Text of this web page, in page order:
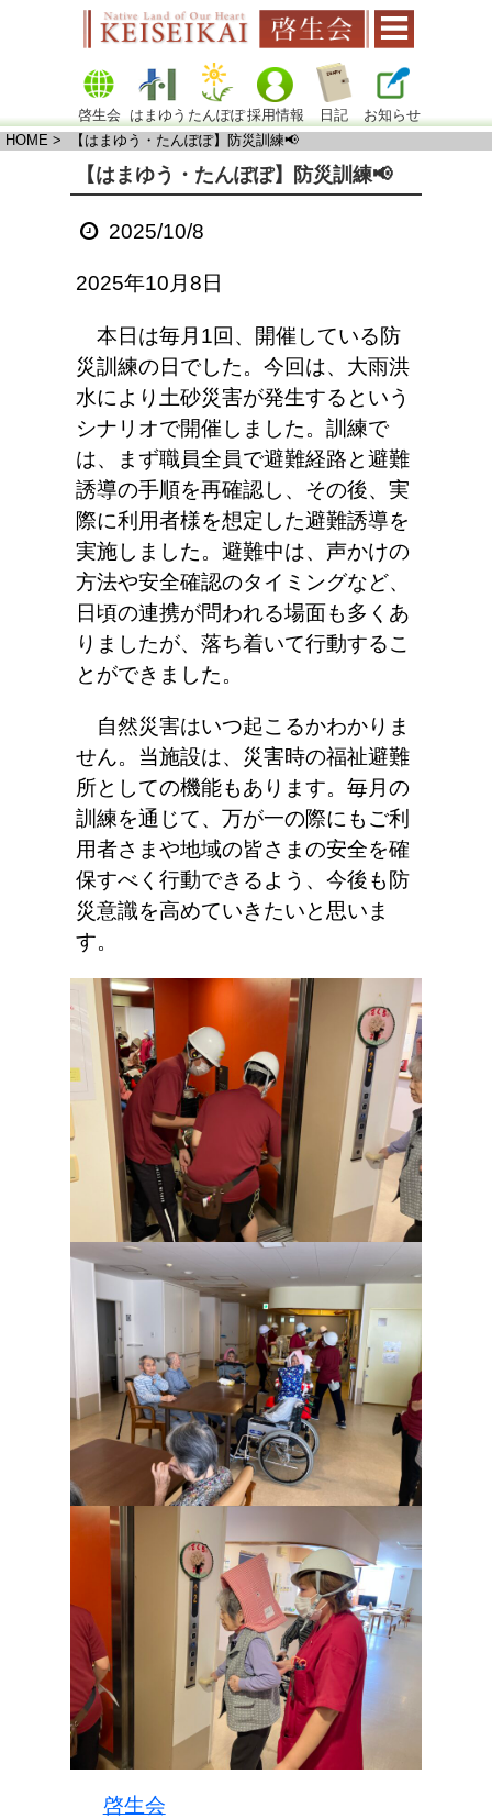
啓生会 はまゆう たんぽぽ採用情報 日記
お知らせ
HOME > 【はまゆう・たんぽぽ】防災訓練📢
【はまゆう・たんぽぽ】防災訓練📢
2025/10/8
2025年10月8日
本日は毎月1回、開催している防
災訓練の日でした。今回は、大雨洪
水により土砂災害が発生するという
シナリオで開催しました。訓練で
は、まず職員全員で避難経路と避難
誘導の手順を再確認し、その後、実
際に利用者様を想定した避難誘導を
実施しました。避難中は、声かけの
方法や安全確認のタイミングなど、
日頃の連携が問われる場面も多くあ
りましたが、落ち着いて行動するこ
とができました。
自然災害はいつ起こるかわかりま
せん。当施設は、災害時の福祉避難
所としての機能もあります。毎月の
訓練を通じて、万が一の際にもご利
用者さまや地域の皆さまの安全を確
保すべく行動できるよう、今後も防
災意識を高めていきたいと思いま
す。
啓生会